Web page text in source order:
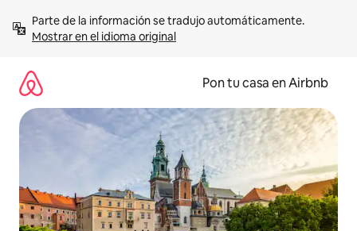
contenidoMostrar en el idioma original
Pon tu casa en Airbnb